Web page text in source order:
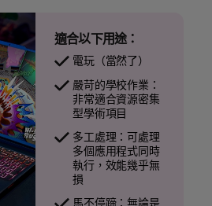
適合以下用途：
電玩（當然了）
嚴苛的學校作業：
非常適合資源密集
型學術項目
多工處理：可處理
多個應用程式同時
執行，效能幾乎無
損
馬不停蹄：無論是